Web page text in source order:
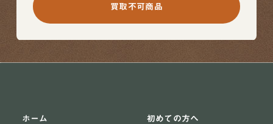
買取不可商品
ホーム
初めての方へ